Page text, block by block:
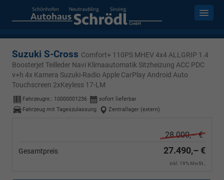
Suzuki S-Cross Comfort+ 110PS MHEV 4x4 ALLGRIP 1.4
Boosterjet Teilleder Navi Klimaautomatik Sitzheizung ACC PDC
v+h 4x Kamera Suzuki-Radio Apple CarPlay Android Auto
Touchscreen 2xKeyless 17-LM
Fahrzeugnr.: 10000001236
sofort lieferbar
Fahrzeug mit Tageszulassung
Zentrallager (extern)
28.000,– €
Gesamtpreis 27.490,– €
inkl. 19% MwSt.,